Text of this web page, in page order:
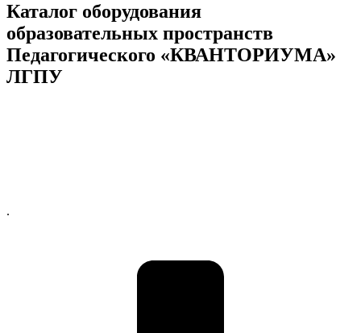
Каталог оборудования
образовательных пространств
Педагогического «КВАНТОРИУМА»
ЛГПУ
.